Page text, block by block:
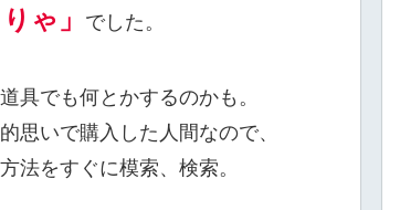
ゃ」 でした。
具でも何とかするのかも。
思いで購入した人間なので、
法をすぐに模索、検索。